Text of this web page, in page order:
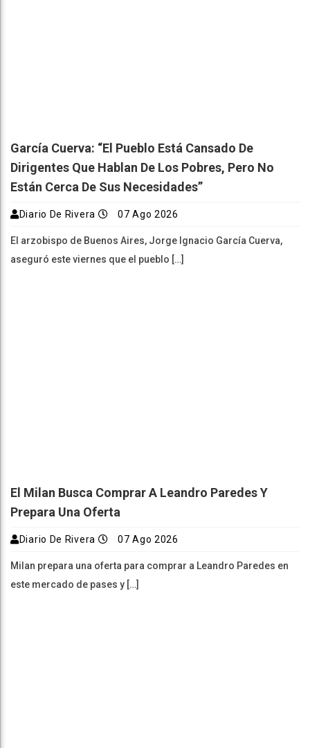
García Cuerva: “El Pueblo Está Cansado De
Dirigentes Que Hablan De Los Pobres, Pero No
Están Cerca De Sus Necesidades”
Diario De Rivera 07 Ago 2026
El arzobispo de Buenos Aires, Jorge Ignacio García Cuerva,
aseguró este viernes que el pueblo […]
El Milan Busca Comprar A Leandro Paredes Y
Prepara Una Oferta
Diario De Rivera 07 Ago 2026
Milan prepara una oferta para comprar a Leandro Paredes en
este mercado de pases y […]